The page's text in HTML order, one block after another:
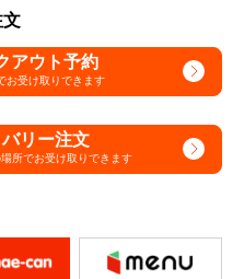
文
アウト予約
お受け取りできます
リー注文
場所でお受け取りできます